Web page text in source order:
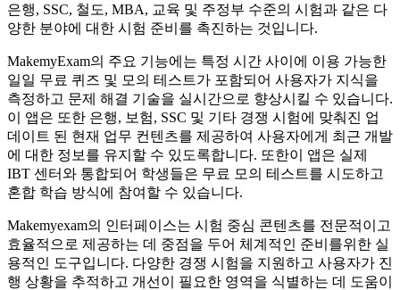
은행, SSC, 철도, MBA, 교육 및 주정부 수준의 시험과 같은 다
양한 분야에 대한 시험 준비를 촉진하는 것입니다.
MakemyExam의 주요 기능에는 특정 시간 사이에 이용 가능한
일일 무료 퀴즈 및 모의 테스트가 포함되어 사용자가 지식을
측정하고 문제 해결 기술을 실시간으로 향상시킬 수 있습니다.
이 앱은 또한 은행, 보험, SSC 및 기타 경쟁 시험에 맞춰진 업
데이트 된 현재 업무 컨텐츠를 제공하여 사용자에게 최근 개발
에 대한 정보를 유지할 수 있도록합니다. 또한이 앱은 실제
IBT 센터와 통합되어 학생들은 무료 모의 테스트를 시도하고
혼합 학습 방식에 참여할 수 있습니다.
Makemyexam의 인터페이스는 시험 중심 콘텐츠를 전문적이고
효율적으로 제공하는 데 중점을 두어 체계적인 준비를위한 실
용적인 도구입니다. 다양한 경쟁 시험을 지원하고 사용자가 진
행 상황을 추적하고 개선이 필요한 영역을 식별하는 데 도움이